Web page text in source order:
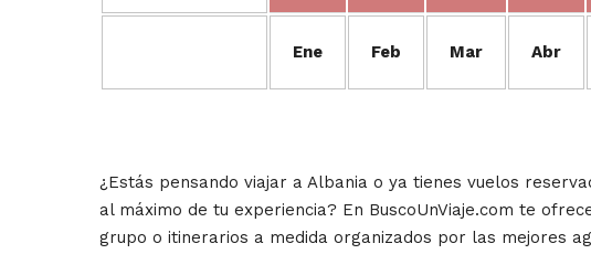
Ene Feb Mar Abr
¿Estás pensando viajar a Albania o ya tienes vuelos
al máximo de tu experiencia? En BuscoUnViaje.com te
grupo o itinerarios a medida organizados por las mejores